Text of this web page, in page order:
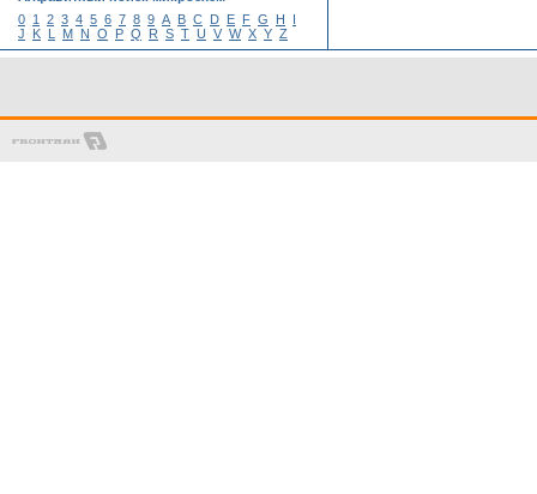
0 1 2 3 4 5 6 7 8 9 A B C D E F G H
I
J
K L M N O P Q R S T U V W X Y Z